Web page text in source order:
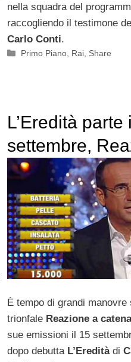
nella squadra del
raccogliendo il testimone
Carlo Conti.
Categorie
Primo Piano Rai Share
L’Eredità parte
settembre,
Catena
giorno prima
È tempo di grandi manovre
trionfaleReazione a catena
sue emissioni il 15
dopo debutta L’Ereditàdi